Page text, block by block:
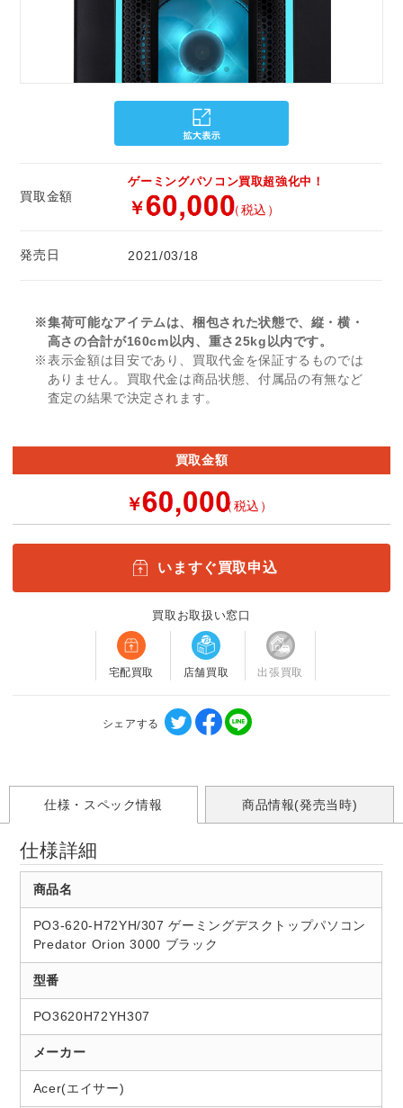
買取金額
ゲーミングパソコン買取超強化中！
￥ （税込）
発売日 2021/03/18
※集荷可能なアイテムは、梱包された状態で、縦・横・
高さの合計が160cm以内、重さ25kg以内です。
※表示金額は目安であり、買取代金を保証するものでは
ありません。買取代金は商品状態、付属品の有無など
査定の結果で決定されます。
買取金額
￥ （税込）
いますぐ買取申込
買取お取扱い窓口
宅配買取 店舗買取 出張買取
シェアする
仕様・スペック情報 商品情報(発売当時)
仕様詳細
商品名
PO3-620-H72YH/307 ゲーミングデスクトップパソコン
Predator Orion 3000 ブラック
型番
PO3620H72YH307
メーカー
Acer(エイサー)